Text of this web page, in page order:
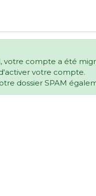
, votre compte a été
votre compte.
dossier SPAM